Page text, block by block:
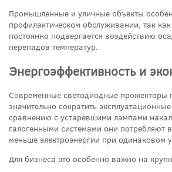
Промышленные и уличные объекты
профилактическом обслуживании, так
постоянно подвергается воздействию
перепадов температур.
Энергоэффективность и
Современные светодиодные прожекторы
значительно сократить
сравнению с устаревшими лампами
галогенными системами они потребляют
меньше электроэнергии при одинаковом
Для бизнеса это особенно важно на